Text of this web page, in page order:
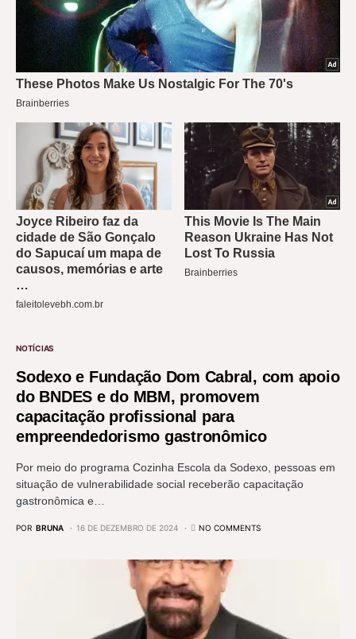
NOTÍCIAS
Sodexo e Fundação Dom Cabral, com apoio
do BNDES e do MBM, promovem
capacitação profissional para
empreendedorismo gastronômico
Por meio do programa Cozinha Escola da Sodexo, pessoas em
situação de vulnerabilidade social receberão capacitação
gastronômica e…
POR BRUNA 16 DE DEZEMBRO DE 2024 NO COMMENTS